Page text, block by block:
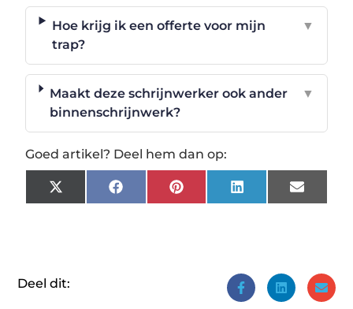
Hoe krijg ik een offerte voor mijn
trap?
▼
Maakt deze schrijnwerker ook ander
binnenschrijnwerk?
▼
Goed artikel? Deel hem dan op:
X
(Twitter)
FacebookPinterestLinkedInEmail
Deel dit: